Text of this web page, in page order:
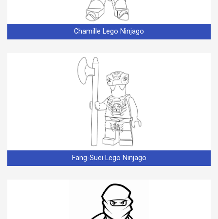
Chamille Lego Ninjago
Fang-Suei Lego Ninjago